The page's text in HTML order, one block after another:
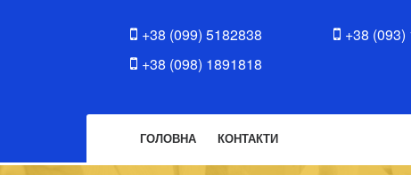
+38 (099) 5182838
+38 (098) 1891818
+38
ГОЛОВНА КОНТАКТИ